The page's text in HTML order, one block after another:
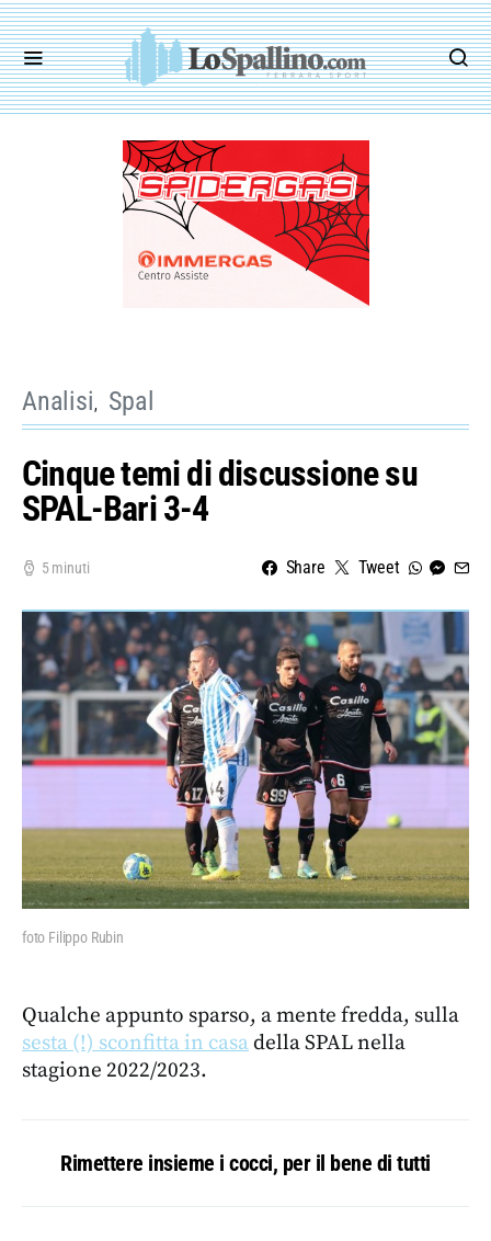
Analisi Spal
Cinque temi di discussione su
SPAL-Bari 3-4
5 minuti Share Tweet
foto Filippo Rubin
Qualche appunto sparso, a mente fredda, sulla
sesta (!) sconfitta in casadella SPAL nella
stagione 2022/2023.
Rimettere insieme i cocci, per il bene di tutti